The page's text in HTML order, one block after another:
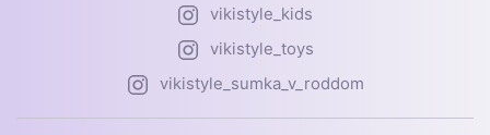
vikistyle_kids
vikistyle_toys
vikistyle_sumka_v_roddom